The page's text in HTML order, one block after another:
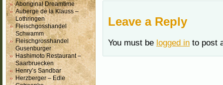
Aboriginal Dreamtime
Auberge de la Klauss –
Lothringen
Fleischgosshandel
Schwamm
Fleischgrosshandel
Gusenburger
Hashimoto Restaurant –
Saarbruecken
Henry’s Sandbar
Herzberger – Edle
Leave a Reply
You must be logged in to post